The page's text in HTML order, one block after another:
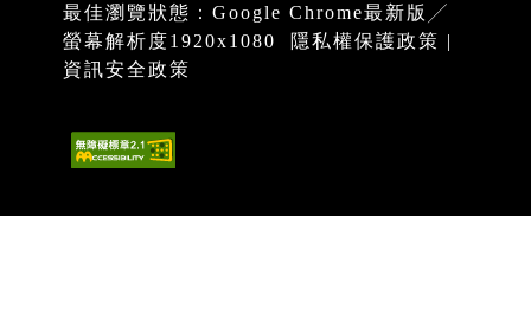
最佳瀏覽狀態：Google Chrome最新版╱
螢幕解析度1920x1080
隱私權保護政策 |
資訊安全政策